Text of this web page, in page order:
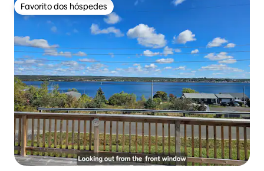
Favorito dos hóspedes
Favorito dos hóspedes